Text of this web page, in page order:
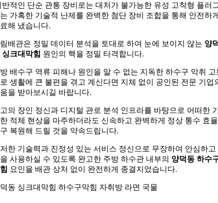
적인 단순 관통 장비로는 대처가 불가능한 유성 고착형 플러
가혹한 기술적 난제를 완벽한 첨단 장비 조합을 통해 안전하
해 냈습니다.
배관은 정밀 데이터 분석을 토대로 하여 눈에 보이지 않는 양
싱크대막힘 원인의 핵을 정밀 타격합니다.
배수구 역류 피해나 원인을 알 수 없는 지독한 하수구 악취 고
생활에 큰 불편을 겪고 계신다면 지체 없이 공인된 전문 기업
을 받아보시길 바랍니다.
의 장인 정신과 디지털 관로 분석 인프라를 바탕으로 어떠한
적체 현상을 마주하더라도 신속하고 완벽하게 정상 통수 효
복원해 드릴 것을 약속드립니다.
한 기술력과 진정성 있는 서비스 정신으로 무장하여 안심하고
사용하실 수 있도록 완고한 주방 하수관 내부의 양덕동 하수
요인을 배관 상처 없이 완전하게 종결지었습니다.
동 싱크대막힘 하수구막힘 자취방 라면 국물